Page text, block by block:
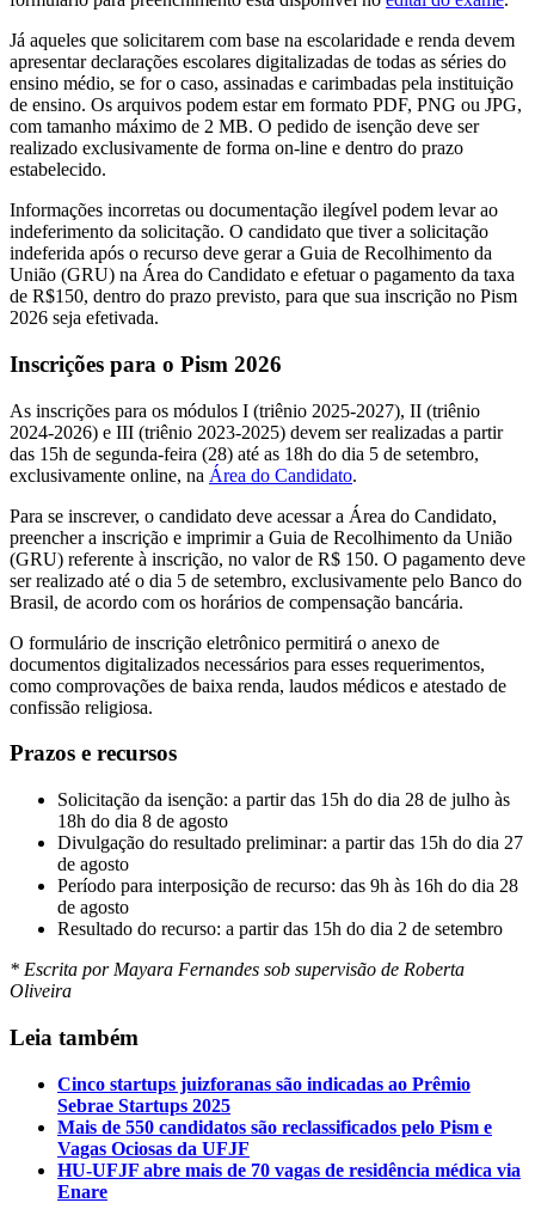
Já aqueles que solicitarem com base na escolaridade e renda devem
apresentar declarações escolares digitalizadas de todas as séries do
ensino médio, se for o caso, assinadas e carimbadas pela instituição
de ensino. Os arquivos podem estar em formato PDF, PNG ou JPG,
com tamanho máximo de 2 MB. O pedido de isenção deve ser
realizado exclusivamente de forma on-line e dentro do prazo
estabelecido.
Informações incorretas ou documentação ilegível podem levar ao
indeferimento da solicitação. O candidato que tiver a solicitação
indeferida após o recurso deve gerar a Guia de Recolhimento da
União (GRU) na Área do Candidato e efetuar o pagamento da taxa
de R$150, dentro do prazo previsto, para que sua inscrição no Pism
2026 seja efetivada.
Inscrições para o Pism 2026
As inscrições para os módulos I (triênio 2025-2027), II (triênio
2024-2026) e III (triênio 2023-2025) devem ser realizadas a partir
das 15h de segunda-feira (28) até as 18h do dia 5 de setembro,
exclusivamente online, na Área do Candidato.
Para se inscrever, o candidato deve acessar a Área do Candidato,
preencher a inscrição e imprimir a Guia de Recolhimento da União
(GRU) referente à inscrição, no valor de R$ 150. O pagamento deve
ser realizado até o dia 5 de setembro, exclusivamente pelo Banco do
Brasil, de acordo com os horários de compensação bancária.
O formulário de inscrição eletrônico permitirá o anexo de
documentos digitalizados necessários para esses requerimentos,
como comprovações de baixa renda, laudos médicos e atestado de
confissão religiosa.
Prazos e recursos
Solicitação da isenção: a partir das 15h do dia 28 de julho às
18h do dia 8 de agosto
Divulgação do resultado preliminar: a partir das 15h do dia 27
de agosto
Período para interposição de recurso: das 9h às 16h do dia 28
de agosto
Resultado do recurso: a partir das 15h do dia 2 de setembro
* Escrita por Mayara Fernandes sob supervisão de Roberta
Oliveira
Leia também
Cinco startups juizforanas são indicadas ao Prêmio
Sebrae Startups 2025
Mais de 550 candidatos são reclassificados pelo Pism e
Vagas Ociosas da UFJF
HU-UFJF abre mais de 70 vagas de residência médica via
Enare